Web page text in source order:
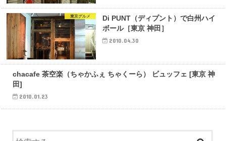
東京グルメ
Di PUNT（ディプント）で白州ハイ
ボール［東京 神田］
2010.04.30
カフェ
chacafe 茶空楽（ちゃかふぇ ちゃくーら） ビュッフェ [東京 神
田]
2010.01.23